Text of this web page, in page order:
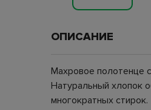
ОПИСАНИЕ
Махровое полотенце
Натуральный хлопок
многократных стирок.